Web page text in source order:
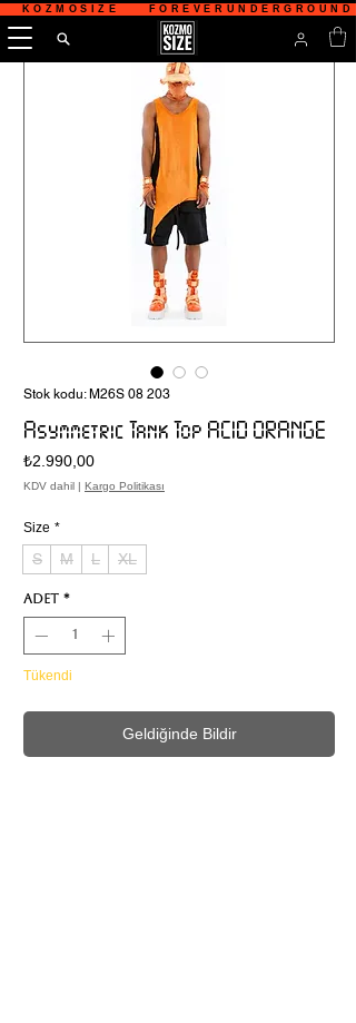
KOZMOSIZE    FOREVERUNDERGROUND
Stok kodu: M26S 08 203
Asymmetric Tank Top ACID ORANGE
₺2.990,00Fiyat
KDV dahil | Kargo Politikası
Size *
S M L XL
Adet *
Tükendi
Geldiğinde Bildir